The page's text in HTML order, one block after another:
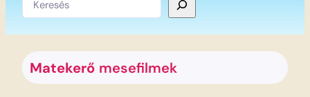
Matekerő mesefilmek